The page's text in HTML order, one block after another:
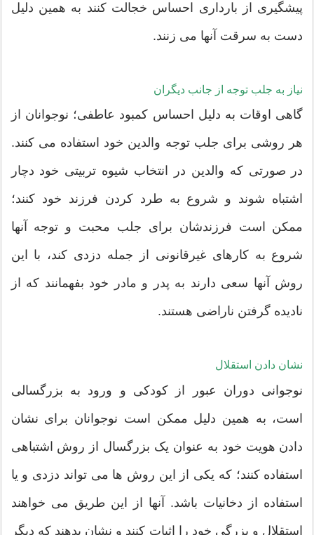
پیشگیری از بارداری احساس خجالت کنند به همین دلیل
دست به سرقت آنها می زنند.
نیاز به جلب توجه از جانب دیگران
گاهی اوقات به دلیل احساس کمبود عاطفی؛ نوجوانان از
هر روشی برای جلب توجه والدین خود استفاده می کنند.
در صورتی که والدین در انتخاب شیوه تربیتی خود دچار
اشتباه شوند و شروع به طرد کردن فرزند خود کنند؛
ممکن است فرزندشان برای جلب محبت و توجه آنها
شروع به کارهای غیرقانونی از جمله دزدی کند، با این
روش آنها سعی دارند به پدر و مادر خود بفهمانند که از
نادیده گرفتن ناراضی هستند.
نشان دادن استقلال
نوجوانی دوران عبور از کودکی و ورود به بزرگسالی
است، به همین دلیل ممکن است نوجوانان برای نشان
دادن هویت خود به عنوان یک بزرگسال از روش اشتباهی
استفاده کنند؛ که یکی از این روش ها می تواند دزدی و یا
استفاده از دخانیات باشد. آنها از این طریق می خواهند
استقلال و بزرگی خود را اثبات کنند و نشان بدهند که دیگر